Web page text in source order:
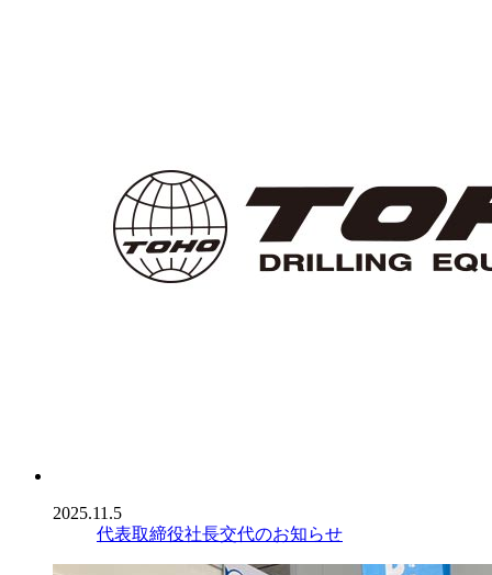
2025.11.5
代表取締役社長交代のお知らせ